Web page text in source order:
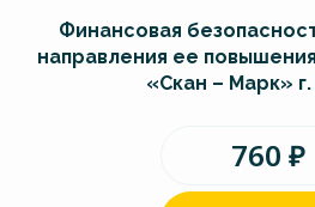
Финансовая
направления ее
«Скан – Марк» г.
760 ₽